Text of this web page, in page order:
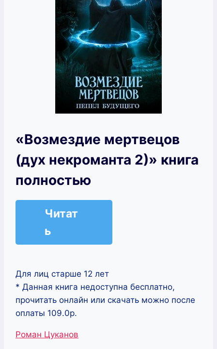
«Возмездие мертвецов
(дух некроманта 2)» книга
полностью
Читат
ь
Для лиц старше 12 лет
* Данная книга недоступна бесплатно,
прочитать онлайн или скачать можно после
оплаты 109.0р.
Метки
Роман Цуканов